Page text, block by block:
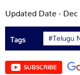
Updated Date -
Tags #Telugu
SUBSCRIBE